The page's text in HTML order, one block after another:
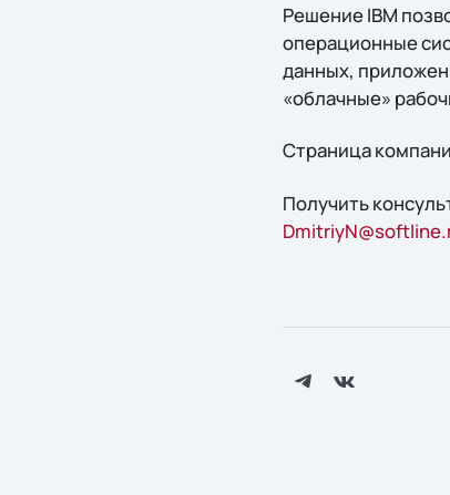
Решение IBM
операционные
данных,
«облачные»
Страница
Получить